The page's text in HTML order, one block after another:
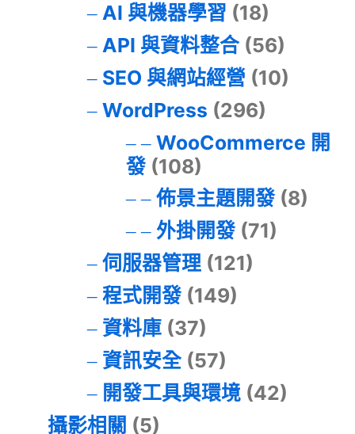
AI 與機器學習 (18)
API 與資料整合(56)
SEO 與網站經營 (10)
WordPress (296)
WooCommerce 開
發(108)
佈景主題開發(8)
外掛開發(71)
伺服器管理(121)
程式開發(149)
資料庫(37)
資訊安全(57)
開發工具與環境(42)
攝影相關 (5)